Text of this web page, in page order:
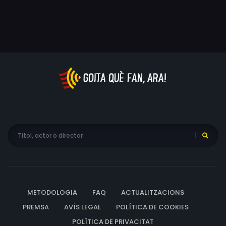
METODOLOGIA FAQ
ACTUALITZACIONS
PREMSA
AVÍS LEGAL
POLÍTICA DE COOKIES
POLÍTICA DE PRIVACITAT